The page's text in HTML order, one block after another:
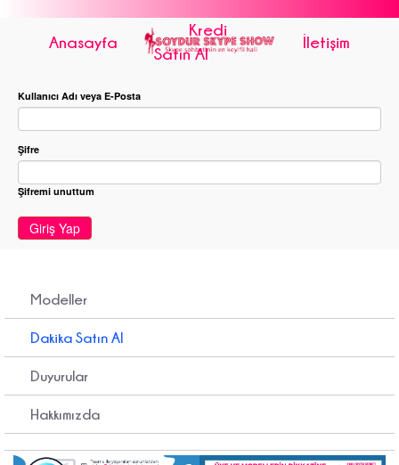
Anasayfa
Kredi
Satın Al
İletişim
Kullanıcı Adı veya E-Posta
Şifre
Şifremi unuttum
Giriş Yap
Modeller
Dakika Satın Al
Duyurular
Hakkımızda